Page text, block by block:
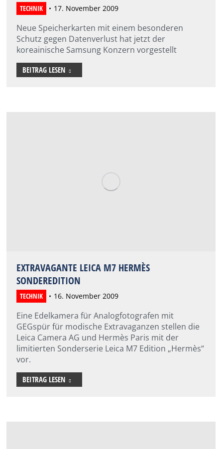
TECHNIK 17. November 2009
Neue Speicherkarten mit einem besonderen
Schutz gegen Datenverlust hat jetzt der
koreainische Samsung Konzern vorgestellt
BEITRAG LESEN
EXTRAVAGANTE LEICA M7 HERMÈS
SONDEREDITION
TECHNIK 16. November 2009
Eine Edelkamera für Analogfotografen mit
GEGspür für modische Extravaganzen stellen die
Leica Camera AG und Hermès Paris mit der
limitierten Sonderserie Leica M7 Edition „Hermès“
vor.
BEITRAG LESEN